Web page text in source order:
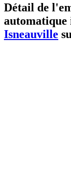
Détail de
automatique
Isneauville